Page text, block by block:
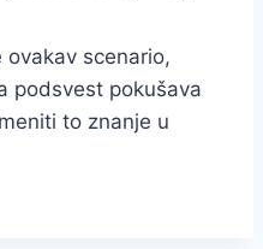
scenario,
podsvest pokušava
to znanje u